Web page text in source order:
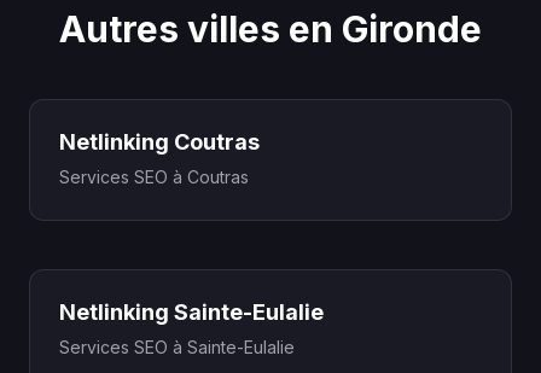
Autres villes en Gironde
Netlinking Coutras
Services SEO à Coutras
Netlinking Sainte-Eulalie
Services SEO à Sainte-Eulalie